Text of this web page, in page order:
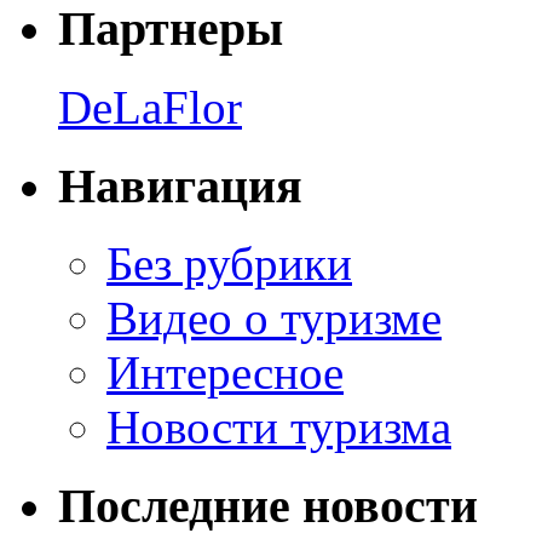
Партнеры
DeLaFlor
Навигация
Без рубрики
Видео о туризме
Интересное
Новости туризма
Последние новости